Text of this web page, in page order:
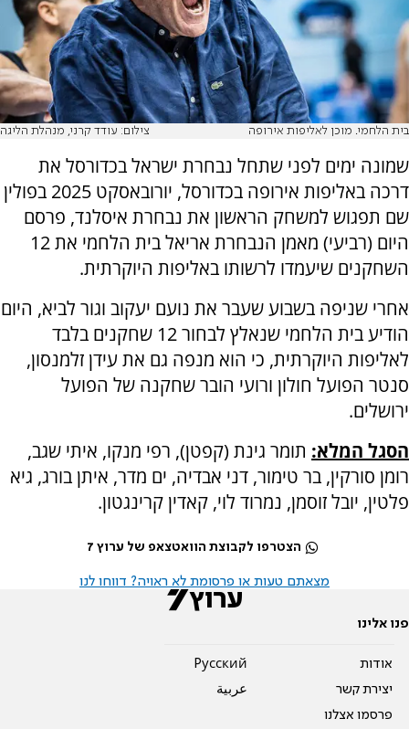
בית הלחמי. מוכן לאליפות אירופה צילום: עודד קרני, מנהלת הליגה
שמונה ימים לפני שתחל נבחרת ישראל בכדורסל את
דרכה באליפות אירופה בכדורסל, יורובאסקט 2025 בפולין
שם תפגוש למשחק הראשון את נבחרת איסלנד, פרסם
היום (רביעי) מאמן הנבחרת אריאל בית הלחמי את 12
השחקנים שיעמדו לרשותו באליפות היוקרתית.
אחרי שניפה בשבוע שעבר את נועם יעקוב וגור לביא, היום
הודיע בית הלחמי שנאלץ לבחור 12 שחקנים בלבד
לאליפות היוקרתית, כי הוא מנפה גם את עידן זלמנסון,
סנטר הפועל חולון ורועי הובר שחקנה של הפועל
ירושלים.
הסגל המלא: תומר גינת (קפטן), רפי מנקו, איתי שגב,
רומן סורקין, בר טימור, דני אבדיה, ים מדר, איתן בורג, גיא
פלטין, יובל זוסמן, נמרוד לוי, קאדין קרינגטון.
הצטרפו לקבוצת הוואטצאפ של ערוץ 7
מצאתם טעות או פרסומת לא ראויה? דווחו לנו
פנו אלינו
אודות
יצירת קשר
פרסמו אצלנו
Pусский
عربية